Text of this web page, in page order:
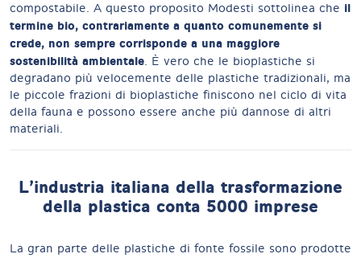
compostabile. A questo proposito Modesti sottolinea che il
termine bio, contrariamente a quanto comunemente si
crede, non sempre corrisponde a una maggiore
sostenibilità ambientale . È vero che le bioplastiche si
degradano più velocemente delle plastiche tradizionali, ma
le piccole frazioni di bioplastiche finiscono nel ciclo di vita
della fauna e possono essere anche più dannose di altri
materiali.
L’industria italiana della trasformazione
della plastica conta 5000 imprese
La gran parte delle plastiche di fonte fossile sono prodotte